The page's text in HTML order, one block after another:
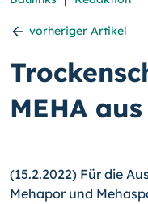
vorheriger Artikel
MEHA
(15.2.2022) Für die
Mehapor und